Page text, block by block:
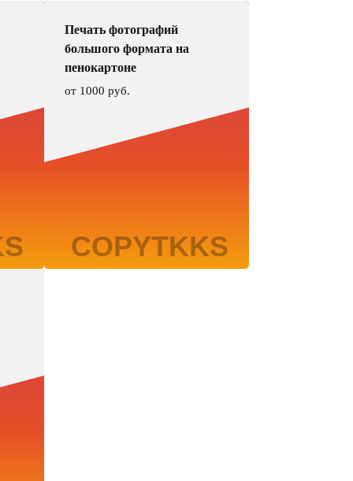
Печать фотографий
большого формата на
пенокартоне
от 1000 руб.